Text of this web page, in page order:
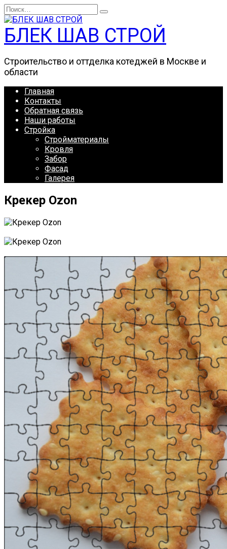
Перейти
к
содержанию
Search
for:
БЛЕК ШАВ СТРОЙ
Строительство и оттделка котеджей в Москве и
области
Главная
Контакты
Обратная связь
Наши работы
Стройка
Стройматериалы
Кровля
Забор
Фасад
Галерея
Крекер Ozon